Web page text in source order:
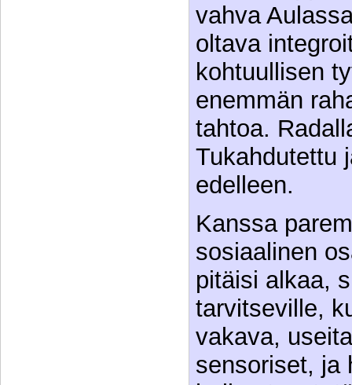
vahva
oltava
kohtuullisen
enemmän
tahtoa.
Tukahdutettu
edelleen.
Kanssa
sosiaalinen
pitäisi alkaa,
tarvitseville,
vakava,
sensoriset, ja